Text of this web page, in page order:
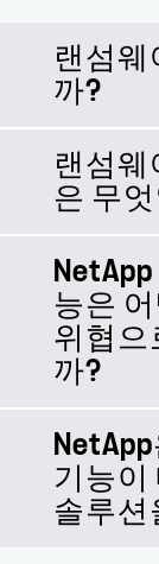
랜섬웨
까?
랜섬웨어
탐지 및 복
전략을 포
고, 의심스
공격 발생
써 데이터
랜섬웨
은 무
주요 기능
이터 암호
신속한 복
기능들은
소화하고
정보를 보
능은
위협으
까?
NetApp은
이터 저장,
가능한 백
해 고급 랜
기능이
솔루션